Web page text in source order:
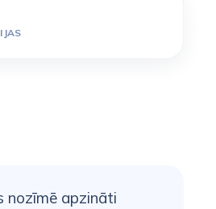
nozīmē apzināti